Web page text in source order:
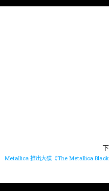
Metallica 推出大碟《The Metallica